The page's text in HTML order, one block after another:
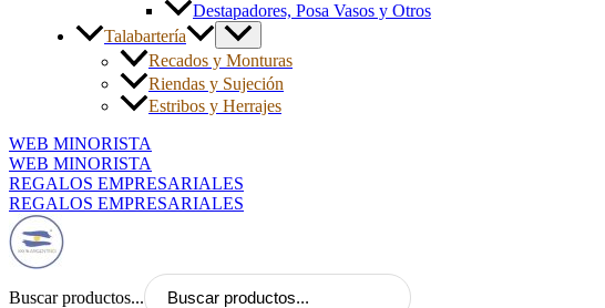
Destapadores, Posa Vasos y Otros
Talabartería
Recados y Monturas
Riendas y Sujeción
Estribos y Herrajes
WEB MINORISTA
WEB MINORISTA
REGALOS EMPRESARIALES
REGALOS EMPRESARIALES
Buscar productos...